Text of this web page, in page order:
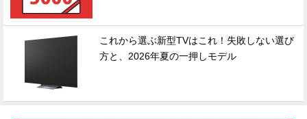
これから選ぶ新型TVはこれ！失敗しない選び
方と、2026年夏の一押しモデル